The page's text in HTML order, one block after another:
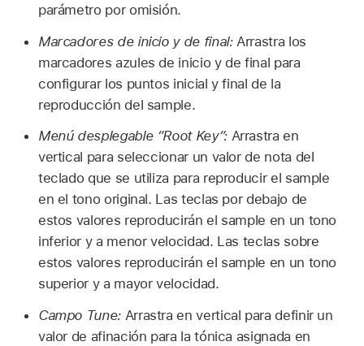
parámetro por omisión.
Marcadores de inicio y de final:Arrastra los
marcadores azules de inicio y de final para
configurar los puntos inicial y final de la
reproducción del sample.
Menú desplegable “Root Key”:Arrastra en
vertical para seleccionar un valor de nota del
teclado que se utiliza para reproducir el sample
en el tono original. Las teclas por debajo de
estos valores reproducirán el sample en un tono
inferior y a menor velocidad. Las teclas sobre
estos valores reproducirán el sample en un tono
superior y a mayor velocidad.
Campo Tune:Arrastra en vertical para definir un
valor de afinación para la tónica asignada en